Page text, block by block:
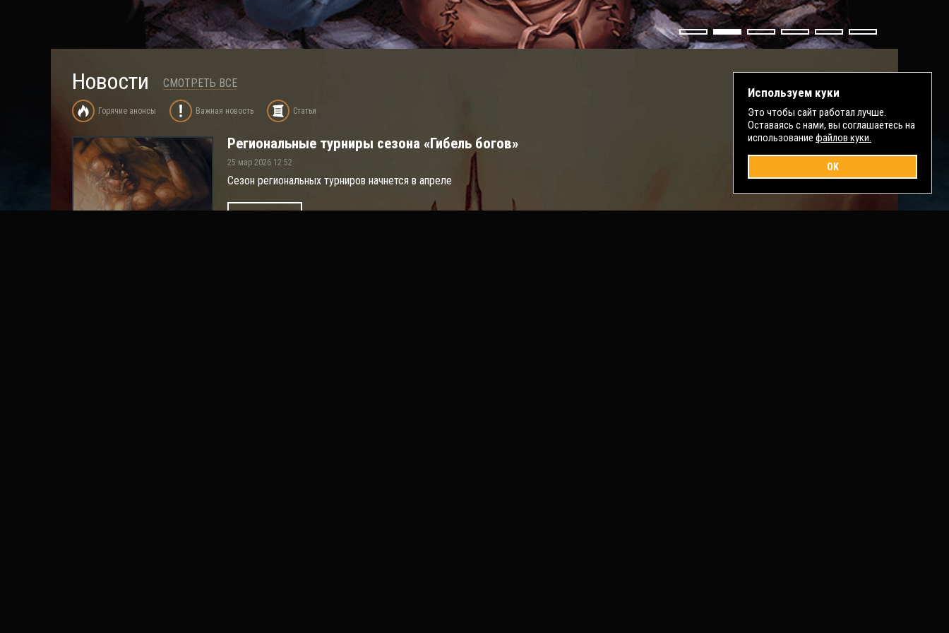
Используем куки
Это чтобы сайт работал лучше.
Оставаясь с нами, вы соглашаетесь на
использование файлов куки.
OK
Новости СМОТРЕТЬ ВСЕ
Горячие анонсы Важная новость Статьи
Региональные турниры сезона «Гибель богов»
25 мар 2026 12:52
Сезон региональных турниров начнется в апреле